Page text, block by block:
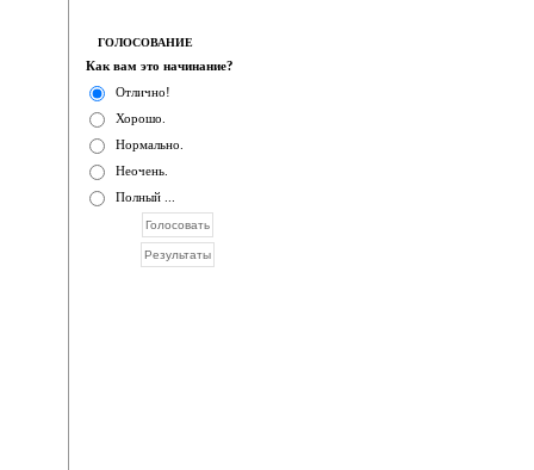
ГОЛОСОВАНИЕ
Как вам это начинание?
Отлично!
Хорошо.
Нормально.
Неочень.
Полный ...